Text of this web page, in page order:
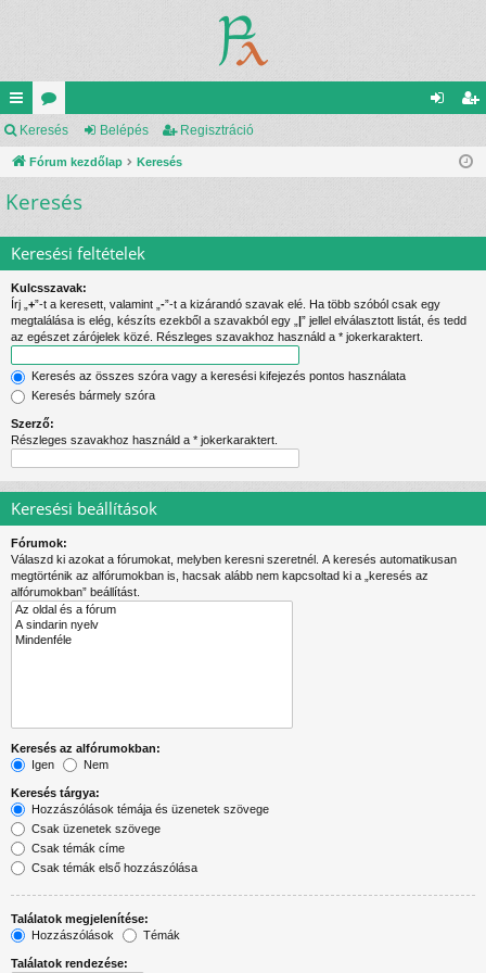
yo
rs
lin
k
ór
u
m
is
Keresés Belépés Regisztráció
Fórum kezdőlap Keresés
Keresés
Keresési feltételek
Kulcsszavak:
Írj „ +”-t a keresett, valamint „ -”-t a kizárandó szavak elé. Ha több szóból csak egy
megtalálása is elég, készíts ezekből a szavakból egy „ |” jellel elválasztott listát, és tedd
az egészet zárójelek közé. Részleges szavakhoz használd a * jokerkaraktert.
Keresés az összes szóra vagy a keresési kifejezés pontos használata
Keresés bármely szóra
Szerző:
Részleges szavakhoz használd a * jokerkaraktert.
Keresési beállítások
Fórumok:
Válaszd ki azokat a fórumokat, melyben keresni szeretnél. A keresés automatikusan
megtörténik az alfórumokban is, hacsak alább nem kapcsoltad ki a „keresés az
alfórumokban” beállítást.
Keresés az alfórumokban:
Igen
Nem
Keresés tárgya:
Hozzászólások témája és üzenetek szövege
Csak üzenetek szövege
Csak témák címe
Csak témák első hozzászólása
Találatok megjelenítése:
Hozzászólások
Témák
Találatok rendezése: